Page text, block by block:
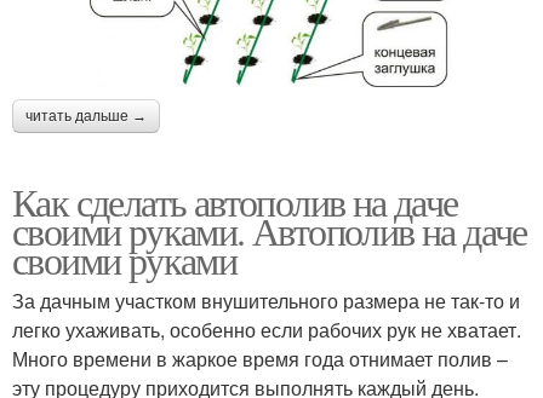
читать дальше →
Как сделать автополив на даче
своими руками. Автополив на даче
своими руками
За дачным участком внушительного размера не так-то и
легко ухаживать, особенно если рабочих рук не хватает.
Много времени в жаркое время года отнимает полив –
эту процедуру приходится выполнять каждый день.